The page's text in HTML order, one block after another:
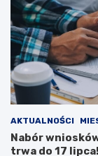
AKTUALNOŚCI
Nabór
trwa do 17 lipca!